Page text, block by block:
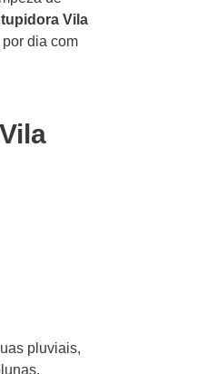
Vila
por dia com
pluviais,